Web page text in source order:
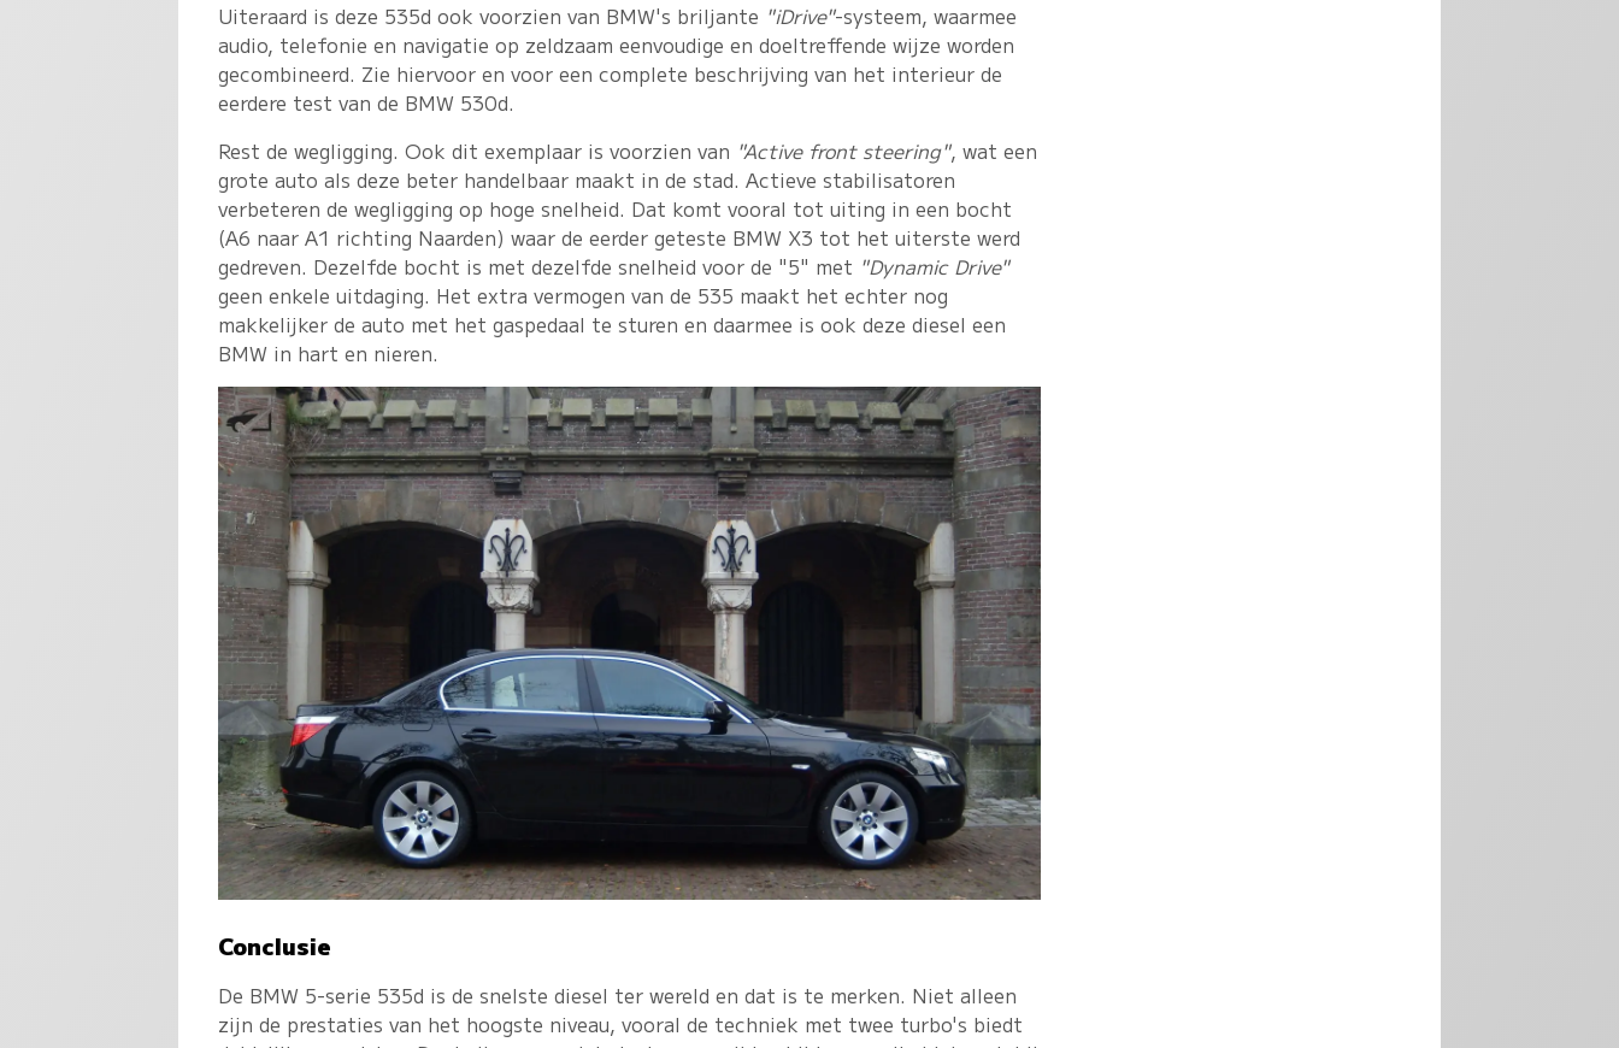
Uiteraard is deze 535d ook voorzien van BMW's briljante "iDrive"-systeem, waarmee
audio, telefonie en navigatie op zeldzaam eenvoudige en doeltreffende wijze worden
gecombineerd. Zie hiervoor en voor een complete beschrijving van het interieur de
eerdere test van de BMW 530d.
Rest de wegligging. Ook dit exemplaar is voorzien van "Active front steering", wat een
grote auto als deze beter handelbaar maakt in de stad. Actieve stabilisatoren
verbeteren de wegligging op hoge snelheid. Dat komt vooral tot uiting in een bocht
(A6 naar A1 richting Naarden) waar de eerder geteste BMW X3 tot het uiterste werd
gedreven. Dezelfde bocht is met dezelfde snelheid voor de "5" met "Dynamic Drive"
geen enkele uitdaging. Het extra vermogen van de 535 maakt het echter nog
makkelijker de auto met het gaspedaal te sturen en daarmee is ook deze diesel een
BMW in hart en nieren.
Conclusie
De BMW 5-serie 535d is de snelste diesel ter wereld en dat is te merken. Niet alleen
zijn de prestaties van het hoogste niveau, vooral de techniek met twee turbo's biedt